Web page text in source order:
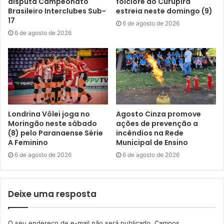
O coordenador geral da Expo Japão, Luciano Matsumoto,
celebrou os resultados alcançados e destacou o
significado da festa para a comunidade. “Conseguimos,
juntos, entregar a maior edição de todos os tempos da
Expo Japão. O que termina hoje não é apenas um evento,
mas mais um capítulo de uma história construída por
gerações. Durante cinco dias vimos famílias reunidas,
crianças tendo contato pela primeira vez com a cultura
japonesa, jovens descobrindo suas raízes e voluntários
trabalhando silenciosamente nos bastidores. Esse é o
verdadeiro propósito da Expo Japão: preservar a cultura,
transmitir valores, fortalecer amizades e aproximar
pessoas.
Estrutura ampliada e forte movimentação econômica
Brasileiro Interclubes Sub-
17
6 de agosto de 2026
estreia neste domingo (9)
6 de agosto de 2026
Londrina Vôlei joga no
Moringão neste sábado
(8) pelo Paranaense Série
A Feminino
6 de agosto de 2026
Agosto Cinza promove
ações de prevenção a
incêndios na Rede
Municipal de Ensino
6 de agosto de 2026
Deixe uma resposta